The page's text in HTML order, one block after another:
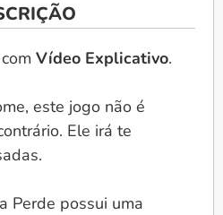
Vídeo Explicativo.
este jogo não é
Ele irá te
Perde possui uma